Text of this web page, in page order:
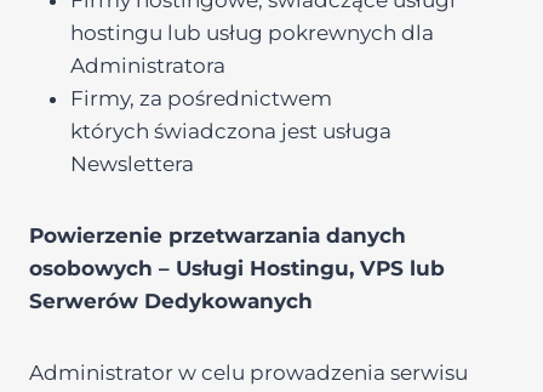
hostingu lub usług pokrewnych dla
Administratora
Firmy, za pośrednictwem
których świadczona jest usługa
Newslettera
Powierzenie przetwarzania danych
osobowych – Usługi Hostingu, VPS lub
Serwerów Dedykowanych
Administrator w celu prowadzenia serwisu